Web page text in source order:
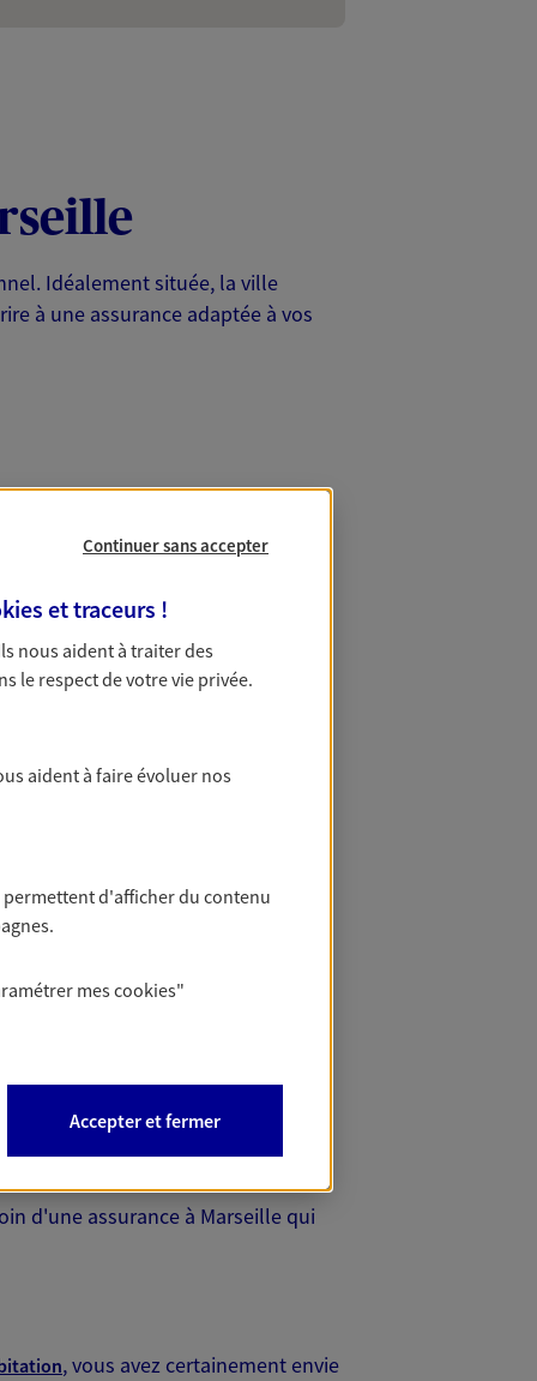
Idéalement située, la ville
à une assurance adaptée à vos
ses atouts incontournables.
la Bonne Mère. C'est d'ailleurs
sous l'antiquité est rattachée à
monde méditerranéen.
unique de la cité phocéenne
qui abritent les habitants les plus
cette ville. En effet, chaque
est donc particulièrement
?
d'une assurance à Marseille qui
, vous avez certainement envie
Continuer sans accepter
et traceurs !
nous aident à traiter des
le respect de votre vie privée.
aident à faire évoluer nos
d'afficher du contenu
mescookies"
Accepter et fermer